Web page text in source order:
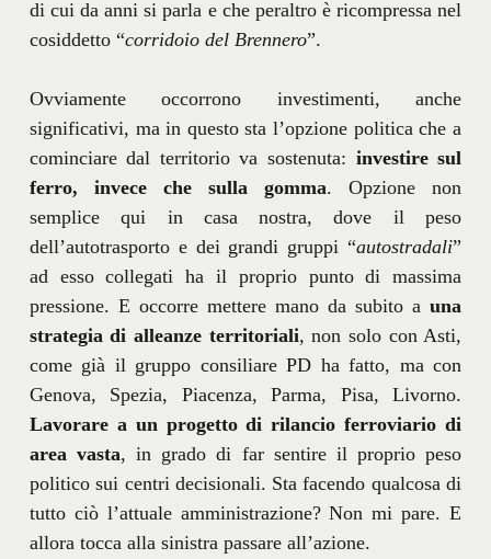
di cui da anni si parla e che peraltro è ricompressa nel
cosiddetto “corridoio del Brennero”.
Ovviamente occorrono investimenti, anche
significativi, ma in questo sta l’opzione politica che a
cominciare dal territorio va sostenuta: investire sul
ferro, invece che sulla gomma. Opzione non
semplice qui in casa nostra, dove il peso
dell’autotrasporto e dei grandi gruppi “autostradali”
ad esso collegati ha il proprio punto di massima
pressione. E occorre mettere mano da subito auna
strategia di alleanze territoriali, non solo con Asti,
come già il gruppo consiliare PD ha fatto, ma con
Genova, Spezia, Piacenza, Parma, Pisa, Livorno.
Lavorare a un progetto di rilancio ferroviario di
area vasta, in grado di far sentire il proprio peso
politico sui centri decisionali. Sta facendo qualcosa di
tutto ciò l’attuale amministrazione? Non mi pare. E
allora tocca alla sinistra passare all’azione.